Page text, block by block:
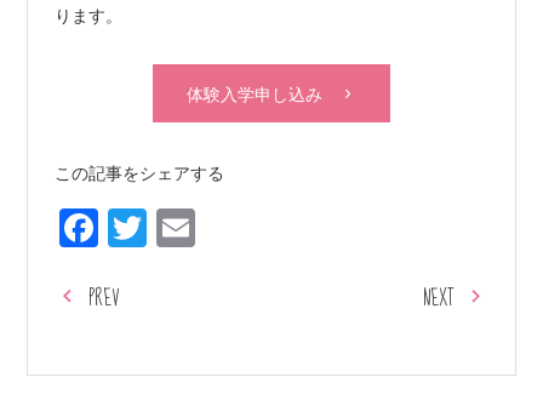
ります。
体験入学申し込み
この記事をシェアする
Facebook
Twitter
Email
PREV NEXT